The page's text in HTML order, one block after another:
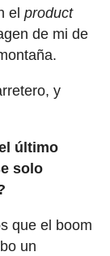
el product
de mi de
y
último
solo
que el boom
un